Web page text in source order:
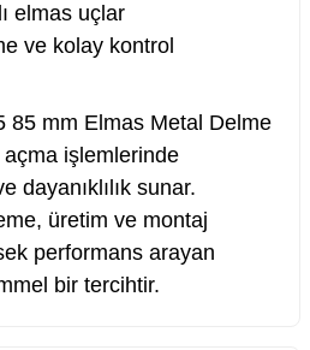
elmas uçlar
ve kolay kontrol
85 mm Elmas Metal Delme
açma işlemlerinde
dayanıklılık sunar.
üretim ve montaj
performans arayan
bir tercihtir.